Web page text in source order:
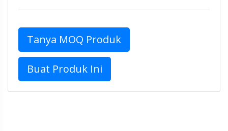
Tanya MOQ Produk
Buat Produk Ini